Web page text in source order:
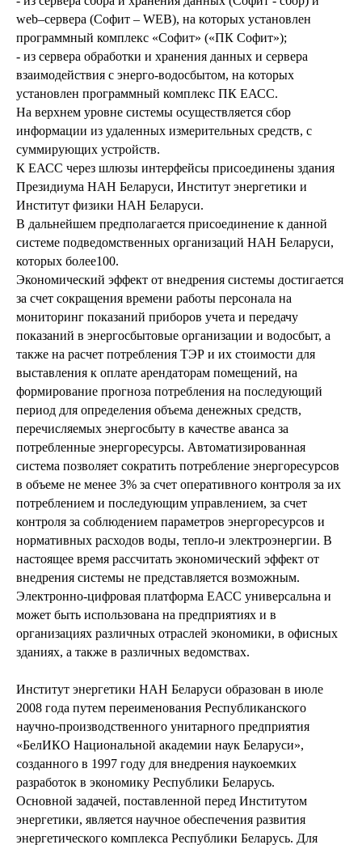
web–сервера (Софит – WEB), на которых установлен
программный комплекс «Софит» («ПК Софит»);
- из сервера обработки и хранения данных и сервера
взаимодействия с энерго-водосбытом, на которых
установлен программный комплекс ПК ЕАСС.
На верхнем уровне системы осуществляется сбор
информации из удаленных измерительных средств, с
суммирующих устройств.
К ЕАСС через шлюзы интерфейсы присоединены здания
Президиума НАН Беларуси, Институт энергетики и
Институт физики НАН Беларуси.
В дальнейшем предполагается присоединение к данной
системе подведомственных организаций НАН Беларуси,
которых более100.
Экономический эффект от внедрения системы достигается
за счет сокращения времени работы персонала на
мониторинг показаний приборов учета и передачу
показаний в энергосбытовые организации и водосбыт, а
также на расчет потребления ТЭР и их стоимости для
выставления к оплате арендаторам помещений, на
формирование прогноза потребления на последующий
период для определения объема денежных средств,
перечисляемых энергосбыту в качестве аванса за
потребленные энергоресурсы. Автоматизированная
система позволяет сократить потребление энергоресурсов
в объеме не менее 3% за счет оперативного контроля за их
потреблением и последующим управлением, за счет
контроля за соблюдением параметров энергоресурсов и
нормативных расходов воды, тепло-и электроэнергии. В
настоящее время рассчитать экономический эффект от
внедрения системы не представляется возможным.
Электронно-цифровая платформа ЕАСС универсальна и
может быть использована на предприятиях и в
организациях различных отраслей экономики, в офисных
зданиях, а также в различных ведомствах.
Институт энергетики НАН Беларуси образован в июле
2008 года путем переименования Республиканского
научно-производственного унитарного предприятия
«БелИКО Национальной академии наук Беларуси»,
созданного в 1997 году для внедрения наукоемких
разработок в экономику Республики Беларусь.
Основной задачей, поставленной перед Институтом
энергетики, является научное обеспечения развития
энергетического комплекса Республики Беларусь. Для